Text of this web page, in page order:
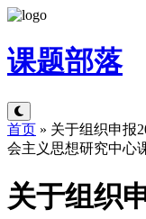
课题部落
首页 » 关于组织申报
会主义思想研究中心
关于组织